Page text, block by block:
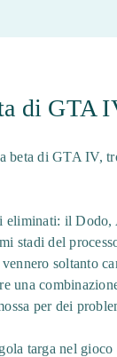
di GTA
beta di GTA IV,
il
stadi del
soltanto
una
per dei
targa nel gioco